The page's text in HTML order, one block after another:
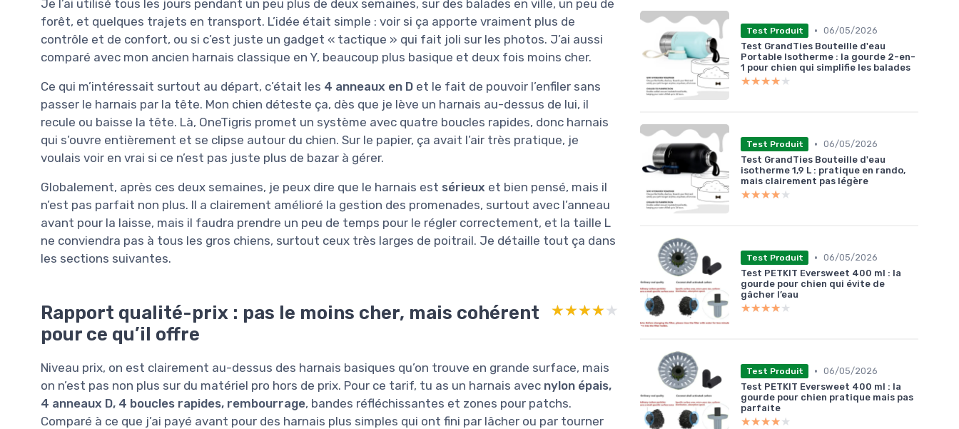
Je l’ai utilisé tous les jours pendant un peu plus de deux semaines, sur des balades en ville, un peu de
forêt, et quelques trajets en transport. L’idée était simple : voir si ça apporte vraiment plus de
contrôle et de confort, ou si c’est juste un gadget « tactique » qui fait joli sur les photos. J’ai aussi
comparé avec mon ancien harnais classique en Y, beaucoup plus basique et deux fois moins cher.
Ce qui m’intéressait surtout au départ, c’était les 4 anneaux en D et le fait de pouvoir l’enfiler sans
passer le harnais par la tête. Mon chien déteste ça, dès que je lève un harnais au-dessus de lui, il
recule ou baisse la tête. Là, OneTigris promet un système avec quatre boucles rapides, donc harnais
qui s’ouvre entièrement et se clipse autour du chien. Sur le papier, ça avait l’air très pratique, je
voulais voir en vrai si ce n’est pas juste plus de bazar à gérer.
Globalement, après ces deux semaines, je peux dire que le harnais est sérieux et bien pensé, mais il
n’est pas parfait non plus. Il a clairement amélioré la gestion des promenades, surtout avec l’anneau
avant pour la laisse, mais il faudra prendre un peu de temps pour le régler correctement, et la taille L
ne conviendra pas à tous les gros chiens, surtout ceux très larges de poitrail. Je détaille tout ça dans
les sections suivantes.
Rapport qualité-prix : pas le moins cher, mais cohérent
pour ce qu’il offre
★★★★★
★★★★★
Niveau prix, on est clairement au-dessus des harnais basiques qu’on trouve en grande surface, mais
on n’est pas non plus sur du matériel pro hors de prix. Pour ce tarif, tu as un harnais avec nylon épais,
4 anneaux D, 4 boucles rapides, rembourrage, bandes réfléchissantes et zones pour patchs.
Comparé à ce que j’ai payé avant pour des harnais plus simples qui ont fini par lâcher ou par tourner
Test Produit • 06/05/2026
Test GrandTies Bouteille d'eau
Portable Isotherme : la gourde 2-en-
1 pour chien qui simplifie les balades
★★★★★
★★★★★
Test Produit • 06/05/2026
Test GrandTies Bouteille d'eau
isotherme 1,9 L : pratique en rando,
mais clairement pas légère
★★★★★
★★★★★
Test Produit • 06/05/2026
Test PETKIT Eversweet 400 ml : la
gourde pour chien qui évite de
gâcher l’eau
★★★★★
★★★★★
Test Produit • 06/05/2026
Test PETKIT Eversweet 400 ml : la
gourde pour chien pratique mais pas
parfaite
★★★★★
★★★★★